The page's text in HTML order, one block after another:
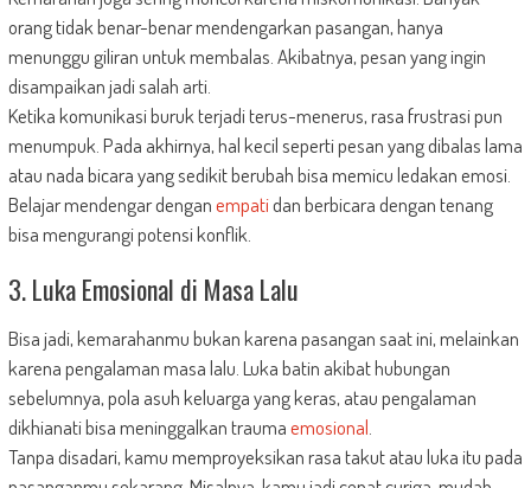
orang tidak benar-benar mendengarkan pasangan, hanya
menunggu giliran untuk membalas. Akibatnya, pesan yang ingin
disampaikan jadi salah arti.
Ketika komunikasi buruk terjadi terus-menerus, rasa frustrasi pun
menumpuk. Pada akhirnya, hal kecil seperti pesan yang dibalas lama
atau nada bicara yang sedikit berubah bisa memicu ledakan emosi.
Belajar mendengar denganempatidan berbicara dengan tenang
bisa mengurangi potensi konflik.
3. Luka Emosional di Masa Lalu
Bisa jadi, kemarahanmu bukan karena pasangan saat ini, melainkan
karena pengalaman masa lalu. Luka batin akibat hubungan
sebelumnya, pola asuh keluarga yang keras, atau pengalaman
dikhianati bisa meninggalkan traumaemosional
Tanpa disadari, kamu memproyeksikan rasa takut atau luka itu pada